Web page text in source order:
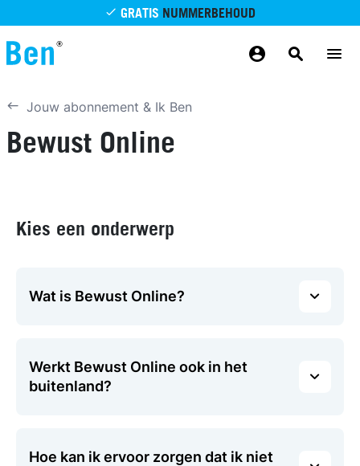
Overslaan en naar de inhoud gaan
GRATIS NUMMERBEHOUD
Jouw abonnement & Ik Ben
Bewust Online
Kies een onderwerp
Wat is Bewust Online?
Werkt Bewust Online ook in het
buitenland?
Hoe kan ik ervoor zorgen dat ik niet